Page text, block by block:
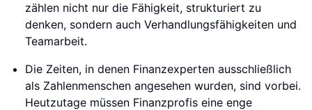
zählen nicht nur die Fähigkeit, strukturiert zu
denken, sondern auch Verhandlungsfähigkeiten und
Teamarbeit.
Die Zeiten, in denen Finanzexperten ausschließlich
als Zahlenmenschen angesehen wurden, sind vorbei.
Heutzutage müssen Finanzprofis eine enge